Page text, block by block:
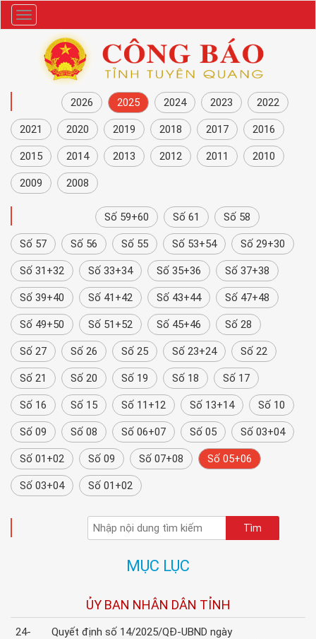
Danh
mục
2026 2025 2024 2023 2022
2021 2020 2019 2018 2017 2016
2015 2014 2013 2012 2011 2010
2009 2008
Số 59+60 Số 61 Số 58
Số 57 Số 56 Số 55 Số 53+54 Số 29+30
Số 31+32 Số 33+34 Số 35+36 Số 37+38
Số 39+40 Số 41+42 Số 43+44 Số 47+48
Số 49+50 Số 51+52 Số 45+46 Số 28
Số 27 Số 26 Số 25 Số 23+24 Số 22
Số 21 Số 20 Số 19 Số 18 Số 17
Số 16 Số 15 Số 11+12 Số 13+14 Số 10
Số 09 Số 08 Số 06+07 Số 05 Số 03+04
Số 01+02 Số 09 Số 07+08 Số 05+06
Số 03+04 Số 01+02
MỤC LỤC
ỦY BAN NHÂN DÂN TỈNH
24-
Quyết định số 14/2025/QĐ-UBND ngày